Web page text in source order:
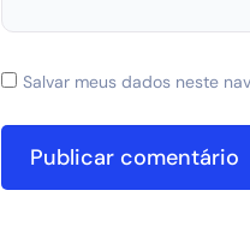
Salvar meus dados neste